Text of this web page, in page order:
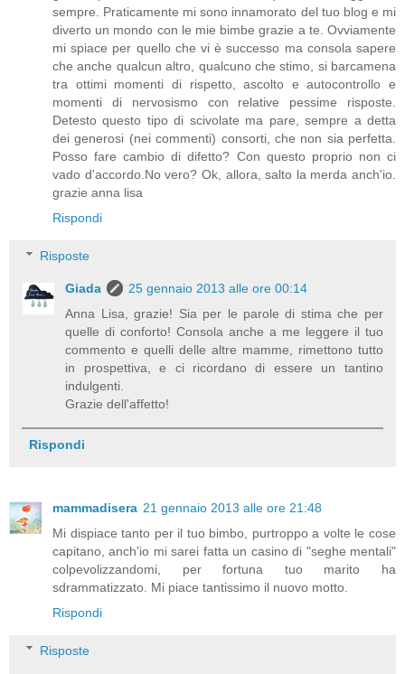
sempre. Praticamente mi sono innamorato del tuo blog e mi
diverto un mondo con le mie bimbe grazie a te. Ovviamente
mi spiace per quello che vi è successo ma consola sapere
che anche qualcun altro, qualcuno che stimo, si barcamena
tra ottimi momenti di rispetto, ascolto e autocontrollo e
momenti di nervosismo con relative pessime risposte.
Detesto questo tipo di scivolate ma pare, sempre a detta
dei generosi (nei commenti) consorti, che non sia perfetta.
Posso fare cambio di difetto? Con questo proprio non ci
vado d'accordo.No vero? Ok, allora, salto la merda anch'io.
grazie anna lisa
Rispondi
Risposte
Giada
25 gennaio 2013 alle ore 00:14
Anna Lisa, grazie! Sia per le parole di stima che per
quelle di conforto! Consola anche a me leggere il tuo
commento e quelli delle altre mamme, rimettono tutto
in prospettiva, e ci ricordano di essere un tantino
indulgenti.
Grazie dell'affetto!
Rispondi
mammadisera 21 gennaio 2013 alle ore 21:48
Mi dispiace tanto per il tuo bimbo, purtroppo a volte le cose
capitano, anch'io mi sarei fatta un casino di "seghe mentali"
colpevolizzandomi, per fortuna tuo marito ha
sdrammatizzato. Mi piace tantissimo il nuovo motto.
Rispondi
Risposte